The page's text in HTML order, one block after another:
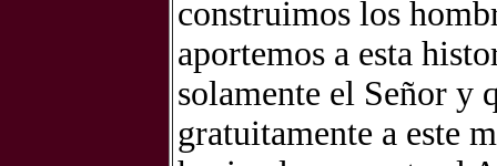
construimos los
aportemos a esta
solamente el Señor y
gratuitamente a este